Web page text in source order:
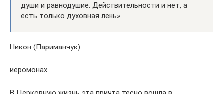
души и равнодушие. Действительности и нет, а
есть только духовная лень».
Никон (Париманчук)
иеромонах